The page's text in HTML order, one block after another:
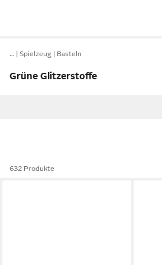
… Spielzeug Basteln
Grüne Glitzerstoffe
632 Produkte